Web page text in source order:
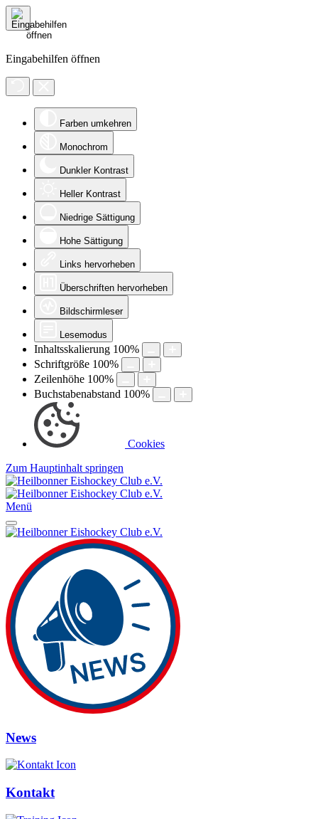
Eingabehilfen öffnen
Farben umkehren
Monochrom
Dunkler Kontrast
Heller Kontrast
Niedrige Sättigung
Hohe Sättigung
Links hervorheben
Überschriften hervorheben
Bildschirmleser
Lesemodus
Inhaltsskalierung 100%
Schriftgröße 100%
Zeilenhöhe 100%
Buchstabenabstand 100%
Cookies
Zum Hauptinhalt springen
Menü
News
Kontakt